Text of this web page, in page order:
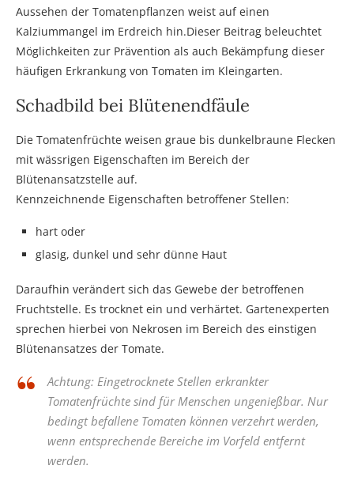
Aussehen der Tomatenpflanzen weist auf einen
Kalziummangel im Erdreich hin.Dieser Beitrag beleuchtet
Möglichkeiten zur Prävention als auch Bekämpfung dieser
häufigen Erkrankung von Tomaten im Kleingarten.
Schadbild bei Blütenendfäule
Die Tomatenfrüchte weisen graue bis dunkelbraune Flecken
mit wässrigen Eigenschaften im Bereich der
Blütenansatzstelle auf.
Kennzeichnende Eigenschaften betroffener Stellen:
hart oder
glasig, dunkel und sehr dünne Haut
Daraufhin verändert sich das Gewebe der betroffenen
Fruchtstelle. Es trocknet ein und verhärtet. Gartenexperten
sprechen hierbei von Nekrosen im Bereich des einstigen
Blütenansatzes der Tomate.
Achtung: Eingetrocknete Stellen erkrankter
Tomatenfrüchte sind für Menschen ungenießbar. Nur
bedingt befallene Tomaten können verzehrt werden,
wenn entsprechende Bereiche im Vorfeld entfernt
werden.